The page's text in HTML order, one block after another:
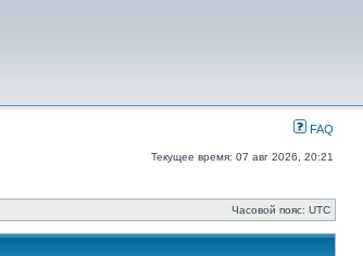
FAQ
Текущее время: 07 авг 2026, 20:21
Часовой пояс: UTC